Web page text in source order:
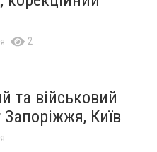
2
та військовий
Запоріжжя, Київ